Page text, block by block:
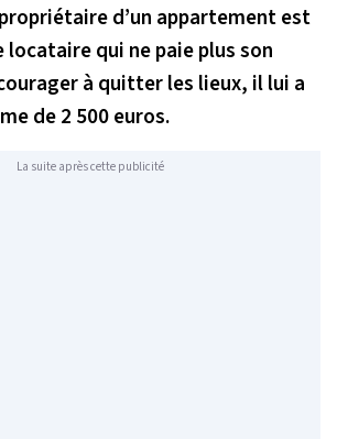
d’un appartement est
qui ne paie plus son
à quitter les lieux, il lui a
de 2 500 euros.
La suite après cette publicité